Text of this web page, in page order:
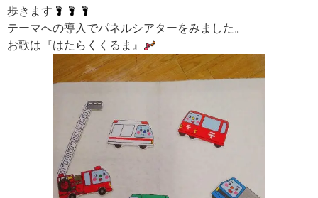
歩きます
テーマへの導入でパネルシアターをみました。
お歌は『はたらくくるま』